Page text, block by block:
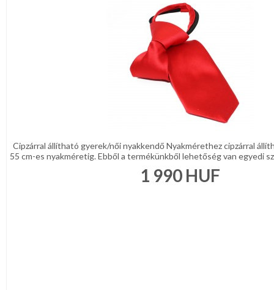
Cipzárral állítható gyerek/női nyakkendő Nyakmérethez cipzárral
55 cm-es nyakméretig. Ebből a termékünkből lehetőség van egyedi
1 990 HUF